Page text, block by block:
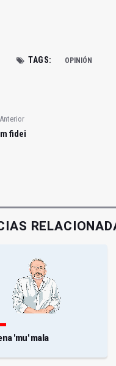
TAGS: OPINIÓN
fidei
'mu' mala